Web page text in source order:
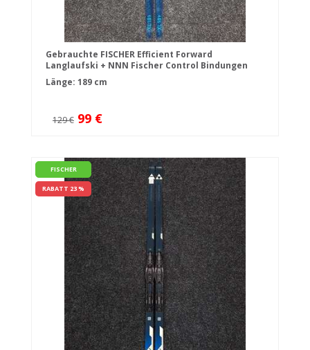
Gebrauchte FISCHER Efficient Forward
Langlaufski + NNN Fischer Control Bindungen
Länge: 189 cm
129 € 99 €
FISCHER
RABATT 23 %